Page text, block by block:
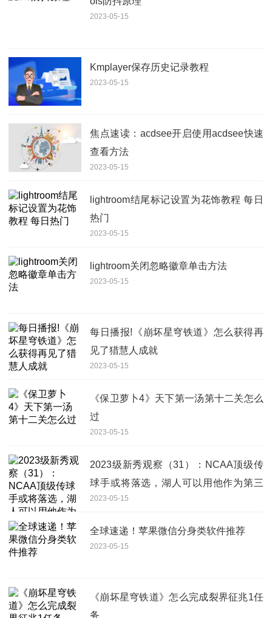
2023-05-15
Kmplayer保存历史记录教程
2023-05-15
焦点速读：acdsee开启使用acdsee快速
查看方法
2023-05-15
lightroom结尾标记设置为花饰教程 每日
热门
2023-05-15
lightroom关闭忽略徽章单击方法
2023-05-15
每日播报!《崩坏星穹铁道》怎么获得再
见了猎慧人成就
2023-05-15
《保卫萝卜4》天下第一汤第十二关怎么
过
2023-05-15
2023级新秀观察（31）：NCAA顶级传
球手或将落选，湖人可以用他作为第三
控卫？
2023-05-15
全球速递！苹果微信分身类软件推荐
2023-05-15
《崩坏星穹铁道》怎么完成裂界征兆1任
务